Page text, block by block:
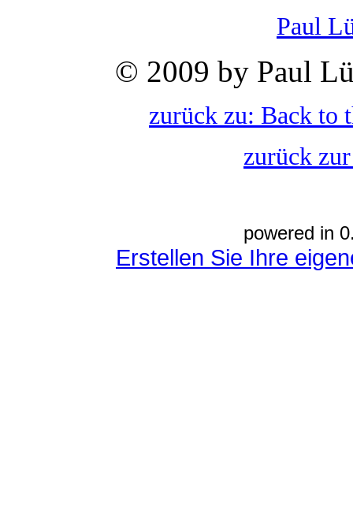
Paul
© 2009 by Paul
zurück zu: Back to
zurück
powered in
Erstellen Sie Ihre